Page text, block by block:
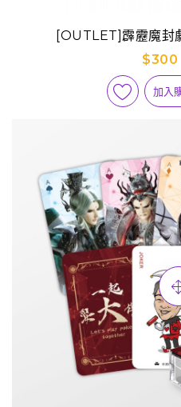
[OUTLET]霹靂魔封
$300
加入